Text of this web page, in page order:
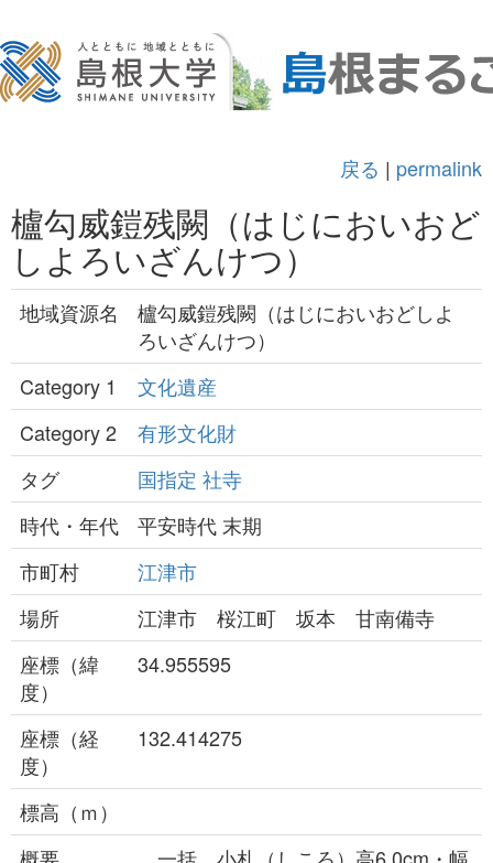
戻る | permalink
櫨勾威鎧残闕（はじにおいおど
しよろいざんけつ）
地域資源名
櫨勾威鎧残闕（はじにおいおどしよ
ろいざんけつ）
Category 1
文化遺産
Category 2
有形文化財
タグ
国指定 社寺
時代・年代
平安時代 末期
市町村
江津市
場所
江津市 桜江町 坂本 甘南備寺
座標（緯
度）
34.955595
座標（経
度）
132.414275
標高（ｍ）